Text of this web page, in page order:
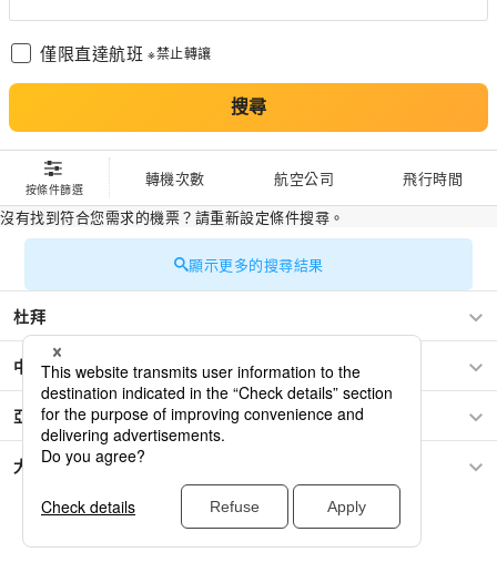
僅限直達航班 ※禁止轉讓
搜尋
按條件篩選
轉機次數 航空公司
飛行時間
沒有找到符合您需求的機票？請重新設定條件搜尋。
顯示更多的搜尋結果
杜拜
中東
亞洲
大洋洲